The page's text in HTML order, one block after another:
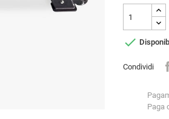

Condividi
Paga